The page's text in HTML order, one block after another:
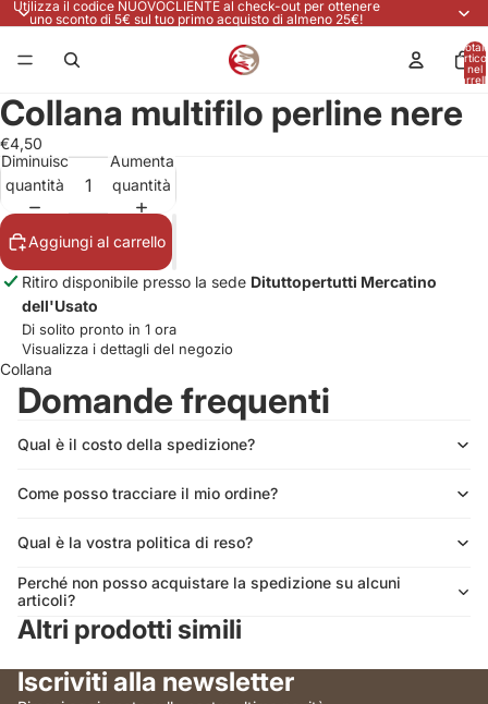
Utilizza il codice NUOVOCLIENTE al check-out per ottenere
uno sconto di 5€ sul tuo primo acquisto di almeno 25€!
nel
Collana multifilo perline nere
€4,50
Diminuisci
quantità
Aumenta
quantità
Aggiungi al carrello
Ritiro disponibile presso la sede Dituttopertutti Mercatino
dell'Usato
Di solito pronto in 1 ora
Visualizza i dettagli del negozio
Collana
Domande frequenti
Qual è il costo della spedizione?
Come posso tracciare il mio ordine?
Qual è la vostra politica di reso?
Perché non posso acquistare la spedizione su alcuni
articoli?
Altri prodotti simili
Iscriviti alla newsletter